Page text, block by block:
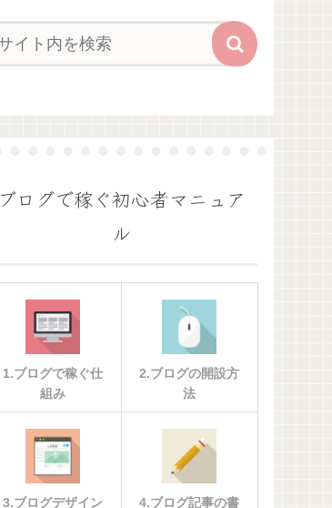
ブログで稼ぐ初心者マニュア
ル
1.ブログで稼ぐ仕
組み
2.ブログの開設方
法
3.ブログデザイン
4.ブログ記事の書